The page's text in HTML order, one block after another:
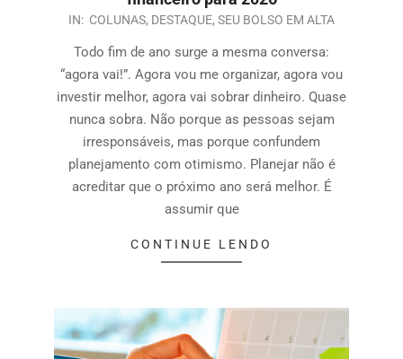
IN: COLUNAS, DESTAQUE, SEU BOLSO EM ALTA
Todo fim de ano surge a mesma conversa:
“agora vai!”. Agora vou me organizar, agora vou
investir melhor, agora vai sobrar dinheiro. Quase
nunca sobra. Não porque as pessoas sejam
irresponsáveis, mas porque confundem
planejamento com otimismo. Planejar não é
acreditar que o próximo ano será melhor. É
assumir que
CONTINUE LENDO